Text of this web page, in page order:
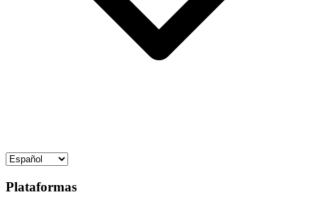
Plataformas